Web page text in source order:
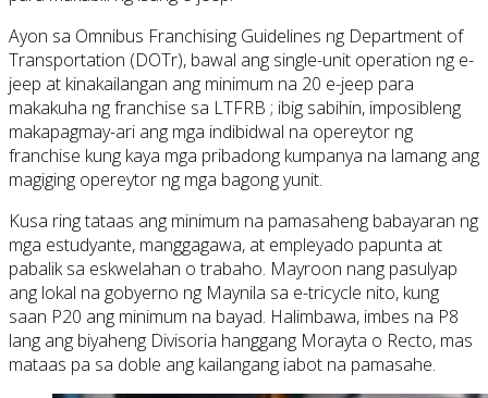
Ayon sa Omnibus Franchising Guidelines ng Department of
Transportation (DOTr), bawal ang single-unit operation ng e-
jeep at kinakailangan ang minimum na 20 e-jeep para
makakuha ng franchise sa LTFRB ; ibig sabihin, imposibleng
makapagmay-ari ang mga indibidwal na opereytor ng
franchise kung kaya mga pribadong kumpanya na lamang ang
magiging opereytor ng mga bagong yunit.
Kusa ring tataas ang minimum na pamasaheng babayaran ng
mga estudyante, manggagawa, at empleyado papunta at
pabalik sa eskwelahan o trabaho. Mayroon nang pasulyap
ang lokal na gobyerno ng Maynila sa e-tricycle nito, kung
saan P20 ang minimum na bayad. Halimbawa, imbes na P8
lang ang biyaheng Divisoria hanggang Morayta o Recto, mas
mataas pa sa doble ang kailangang iabot na pamasahe.